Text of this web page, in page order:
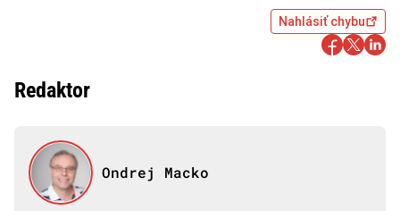
Nahlásiť chybu
Redaktor
Ondrej Macko